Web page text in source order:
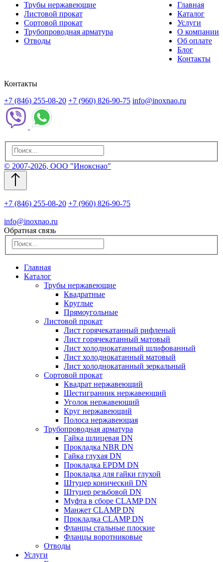
Трубы нержавеющие
Листовой прокат
Сортовой прокат
Трубопроводная арматура
Отводы
Главная
Каталог
Услуги
О компании
Об оплате
Блог
Контакты
Контакты
+7 (846) 255-08-20 +7 (960) 826-90-75 info@inoxnao.ru
© 2007-2026, ООО "Инокснао"
+7 (846) 255-08-20 +7 (960) 826-90-75
info@inoxnao.ru
Обратная связь
Главная
Каталог
Трубы нержавеющие
Квадратные
Круглые
Прямоугольные
Листовой прокат
Лист горячекатанный рифленый
Лист горячекатанный матовый
Лист холоднокатанный шлифованный
Лист холоднокатанный матовый
Лист холоднокатанный зеркальный
Сортовой прокат
Квадрат нержавеющий
Шестигранник нержавеющий
Уголок нержавеющий
Круг нержавеющий
Полоса нержавеющая
Трубопроводная арматура
Гайка шлицевая DN
Прокладка NBR DN
Гайка глухая DN
Прокладка EPDM DN
Прокладка для гайки глухой
Штуцер конический DN
Штуцер резьбовой DN
Муфта в сборе CLAMP DN
Манжет CLAMP DN
Прокладка CLAMP DN
Фланцы стальные плоские
Фланцы воротниковые
Отводы
Услуги